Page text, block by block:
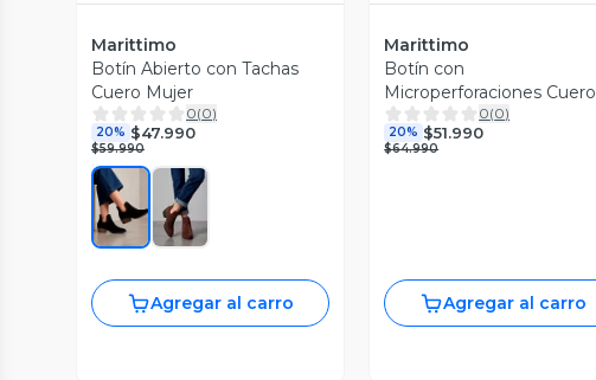
Marittimo
Botín Abierto con Tachas
Cuero Mujer
0(0)
20% $47.990
$59.990
Agregar al carro
Marittimo
Botín con
Microperforaciones Cuero
Mujer
0(0)
20% $51.990
$64.990
Agregar al carro